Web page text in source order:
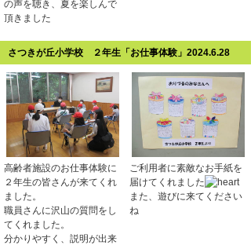
の声を聴き、夏を楽しんで
頂きました
さつきが丘小学校 ２年生「お仕事体験」2024.6.28
高齢者施設のお仕事体験に
２年生の皆さんが来てくれ
ました。
職員さんに沢山の質問をし
てくれました。
分かりやすく、説明が出来
ご利用者に素敵なお手紙を
届けてくれました
また、遊びに来てください
ね